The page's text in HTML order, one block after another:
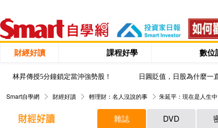
財經好讀 課程好學 數位
林昇傳授5分鐘鎖定當沖強勢股！ 日圓貶值，日股為什麼一
Smart自學網 財經好讀 輕理財：名人沒說的事 朱延平：現在是人生
雜誌 DVD